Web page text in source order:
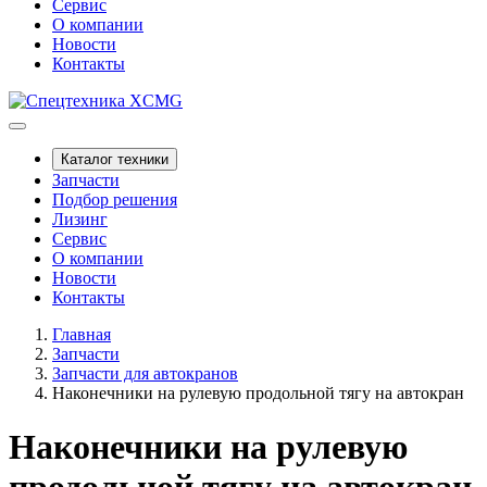
Сервис
О компании
Новости
Контакты
Каталог техники
Запчасти
Подбор решения
Лизинг
Сервис
О компании
Новости
Контакты
Главная
Запчасти
Запчасти для автокранов
Наконечники на рулевую продольной тягу на автокран
Наконечники на рулевую